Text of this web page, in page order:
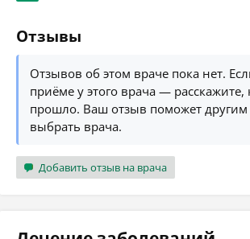
Отзывы
Отзывов об этом враче пока нет.
приёме у этого врача — расскажите,
прошло. Ваш отзыв поможет другим
выбрать врача.
Добавить отзыв на врача